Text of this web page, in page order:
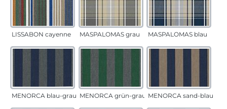
LISSABON cayenne MASPALOMAS grau MASPALOMAS blau
MENORCA blau-grau MENORCA grün-grau MENORCA sand-blau